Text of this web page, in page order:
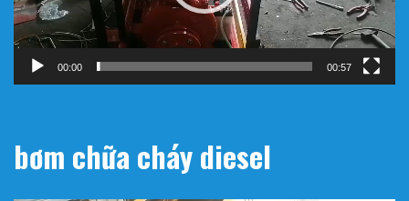
00:00 00:57
bơm chữa cháy diesel